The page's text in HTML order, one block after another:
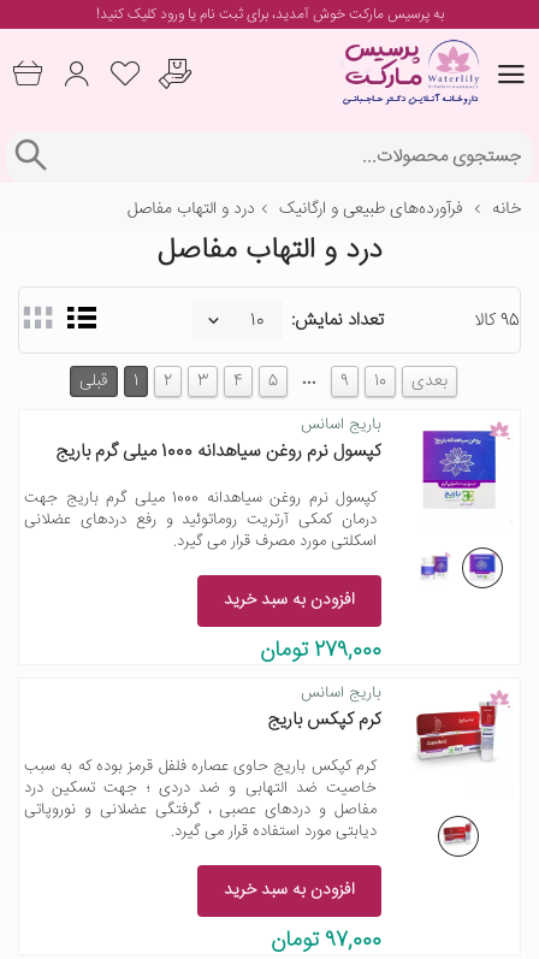
به پرسیس مارکت خوش آمدید، برایثبت نام یا ورودکلیک کنید!
خانه فرآورده‌های طبیعی و ارگانیک درد و التهاب مفاصل
درد و التهاب مفاصل
95 کالا تعداد نمایش:
قبلی 1 2 3 4 5 … 9 10 بعدی
باریج اسانس
کپسول نرم روغن سیاهدانه 1000 میلی گرم باریج
کپسول نرم روغن سیاهدانه 1000 میلی گرم باریج جهت
درمان کمکی آرتریت روماتوئید و رفع دردهای عضلانی
اسکلتی مورد مصرف قرار می گیرد.
افزودن به سبد خرید
279,000 تومان
باریج اسانس
کرم کپکس باریج
کرم کپکس باریج حاوی عصاره فلفل قرمز بوده که به سبب
خاصیت ضد التهابی و ضد دردی ؛ جهت تسکین درد
مفاصل و دردهای عصبی ، گرفتگی عضلانی و نوروپاتی
دیابتی مورد استفاده قرار می گیرد.
افزودن به سبد خرید
97,000 تومان